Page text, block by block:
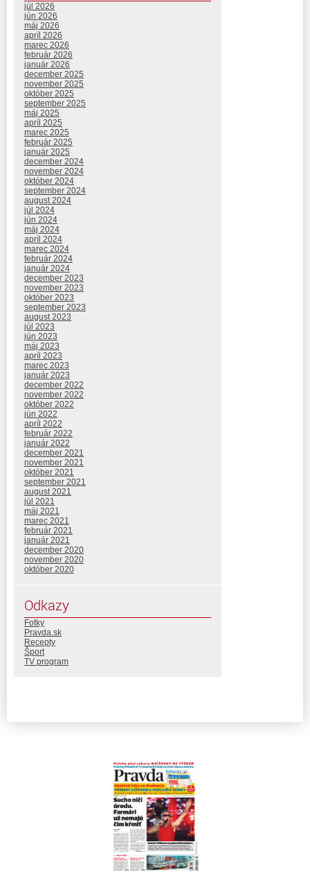
júl 2026
jún 2026
máj 2026
apríl 2026
marec 2026
február 2026
január 2026
december 2025
november 2025
október 2025
september 2025
máj 2025
apríl 2025
marec 2025
február 2025
január 2025
december 2024
november 2024
október 2024
september 2024
august 2024
júl 2024
jún 2024
máj 2024
apríl 2024
marec 2024
február 2024
január 2024
december 2023
november 2023
október 2023
september 2023
august 2023
júl 2023
jún 2023
máj 2023
apríl 2023
marec 2023
január 2023
december 2022
november 2022
október 2022
jún 2022
apríl 2022
február 2022
január 2022
december 2021
november 2021
október 2021
september 2021
august 2021
júl 2021
máj 2021
marec 2021
február 2021
január 2021
december 2020
november 2020
október 2020
Odkazy
Fotky
Pravda.sk
Recepty
Šport
TV program